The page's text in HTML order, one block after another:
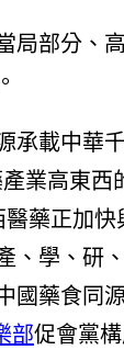
局部分、
承載中華
業高東西
藥正加
、學、研
國藥食同
部促會黨